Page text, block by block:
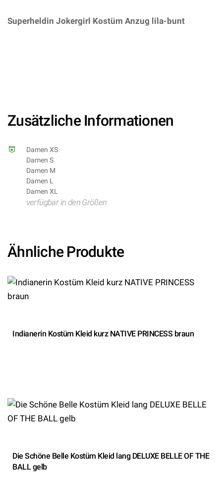
Superheldin Jokergirl Kostüm Anzug lila-bunt
Zusätzliche Informationen
Damen XS
Damen S
Damen M
Damen L
Damen XL
verfügbar in den Größen
Ähnliche Produkte
Indianerin Kostüm Kleid kurz NATIVE PRINCESS braun
Die Schöne Belle Kostüm Kleid lang DELUXE BELLE OF THE
BALL gelb